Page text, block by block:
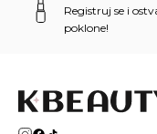
Registruj se i
poklone!